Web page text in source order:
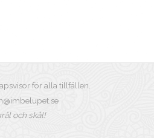
för alla tillfällen.
och skål!